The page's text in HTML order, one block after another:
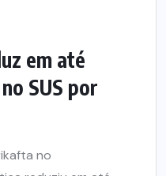
em até
SUS por
no